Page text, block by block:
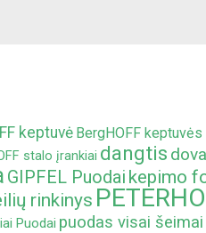
keptuvė BergHOFF keptuvės
stalo įrankiai dangtis
GIPFEL Puodai kepimo
rinkinys
Puodai puodas visai šeimai